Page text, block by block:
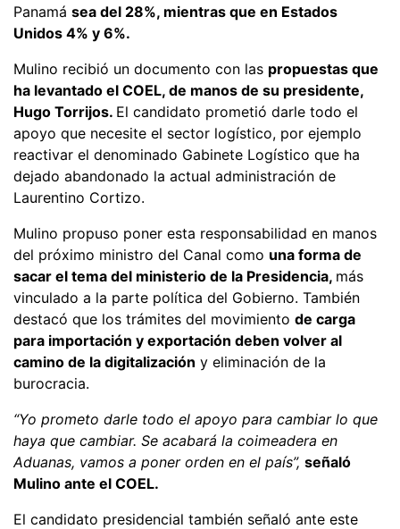
Panamá sea del 28%, mientras que en Estados
Unidos 4% y 6%.
Mulino recibió un documento con las propuestas que
ha levantado el COEL, de manos de su presidente,
Hugo Torrijos. El candidato prometió darle todo el
apoyo que necesite el sector logístico, por ejemplo
reactivar el denominado Gabinete Logístico que ha
dejado abandonado la actual administración de
Laurentino Cortizo.
Mulino propuso poner esta responsabilidad en manos
del próximo ministro del Canal como una forma de
sacar el tema del ministerio de la Presidencia, más
vinculado a la parte política del Gobierno. También
destacó que los trámites del movimiento de carga
para importación y exportación deben volver al
camino de la digitalización y eliminación de la
burocracia.
“Yo prometo darle todo el apoyo para cambiar lo que
haya que cambiar. Se acabará la coimeadera en
Aduanas, vamos a poner orden en el país”, señaló
Mulino ante el COEL.
El candidato presidencial también señaló ante este